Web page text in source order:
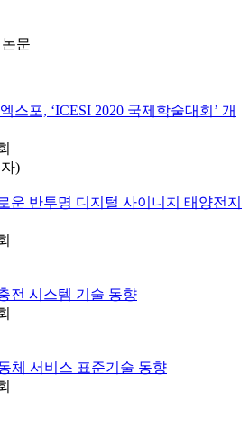
문
스포, ‘ICESI 2020 국제학술대회’ 개
)
운 반투명 디지털 사이니지 태양전지
전 시스템 기술 동향
체 서비스 표준기술 동향